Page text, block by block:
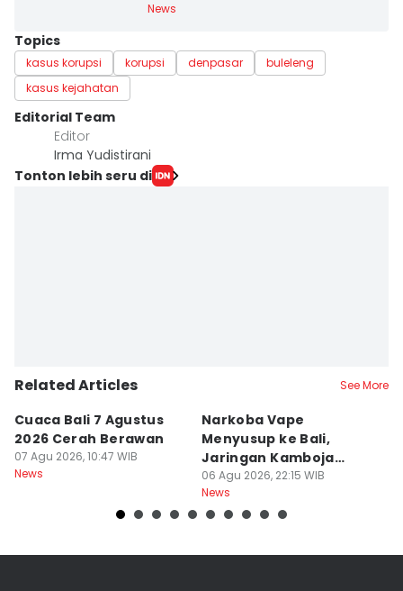
News
Topics
kasus korupsi korupsi denpasar
buleleng
kasus kejahatan
Editorial Team
Editor
Irma Yudistirani
Tonton lebih seru di
Related Articles See More
Cuaca Bali 7 Agustus
2026 Cerah Berawan
07 Agu 2026, 10:47 WIB
News
Narkoba Vape
Menyusup ke Bali,
Jaringan Kamboja
Terbongkar
06 Agu 2026, 22:15 WIB
News